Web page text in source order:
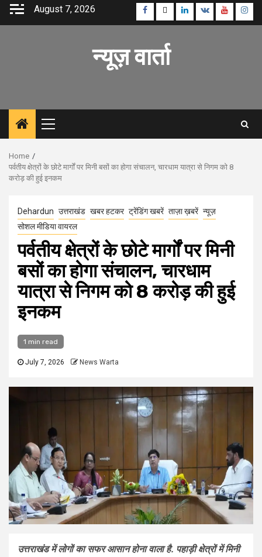
Skip
August 7, 2026 Facebook
TwitterLinkedin
VK Youtube
न्यूज़ वार्ता
Primary
Menu
Home
पर्वतीय क्षेत्रों के छोटे मार्गों पर मिनी बसों का होगा संचालन, चारधाम यात्रा से निगम को 8
करोड़ की हुई इनकम
Dehardun उत्तराखंड खबर हटकर ट्रेंडिंग खबरें ताज़ा ख़बरें न्यूज़
सोशल मीडिया वायरल
पर्वतीय क्षेत्रों के छोटे मार्गों पर मिनी
बसों का होगा संचालन, चारधाम
यात्रा से निगम को 8 करोड़ की हुई
इनकम
1 min read
July 7, 2026 News Warta
उत्तराखंड में लोगों का सफर आसान होना वाला है. पहाड़ी क्षेत्रों में मिनी